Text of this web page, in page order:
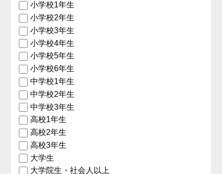
小学校1年生
小学校2年生
小学校3年生
小学校4年生
小学校5年生
小学校6年生
中学校1年生
中学校2年生
中学校3年生
高校1年生
高校2年生
高校3年生
大学生
大学院生・社会人以上